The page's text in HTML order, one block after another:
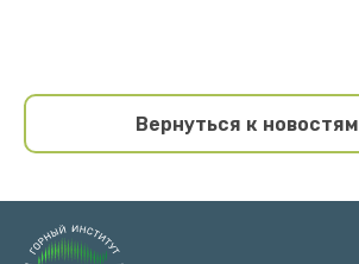
Вернуться к новостям